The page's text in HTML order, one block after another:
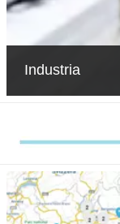
Industria